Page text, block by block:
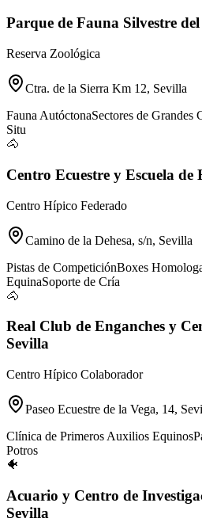
Parque de Fauna Silvestre
Reserva Zoológica
Ctra. de la Sierra Km 12, Sevilla
Fauna AutóctonaSectores de Grandes
Situ
🐴
Centro Ecuestre y Escuela de
Centro Hípico Federado
Camino de la Dehesa, s/n, Sevilla
Pistas de CompeticiónBoxes
EquinaSoporte de Cría
🐴
Real Club de Enganches y
Sevilla
Centro Hípico Colaborador
Paseo Ecuestre de la Vega, 14,
Clínica de Primeros Auxilios Equinos
Potros
🐠
Acuario y Centro de
Sevilla